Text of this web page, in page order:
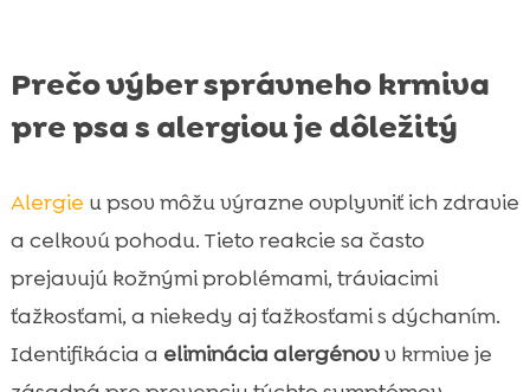
Prečo výber správneho krmiva
pre psa s alergiou je dôležitý
Alergie u psov môžu výrazne ovplyvniť ich zdravie
a celkovú pohodu. Tieto reakcie sa často
prejavujú kožnými problémami, tráviacimi
ťažkosťami, a niekedy aj ťažkosťami s dýchaním.
Identifikácia a eliminácia alergénovv krmive je